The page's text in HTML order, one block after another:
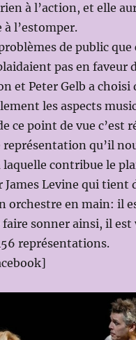
à l’action, et elle
à l’estomper.
de public
pas en faveur
et Peter Gelb a choisi
les aspects
ce point de vue c’est
représentation qu’il
laquelle contribue le
James Levine qui tient
orchestre en main: il
faire sonner ainsi, il est
représentations.